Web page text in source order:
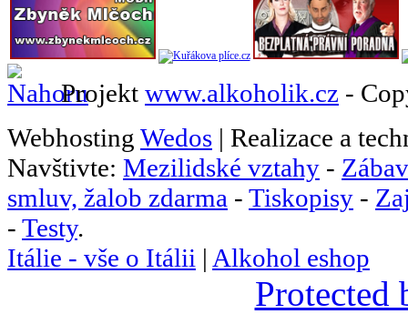
Projekt www.alkoholik.cz -
Webhosting Wedos | Realizace a
Navštivte: Mezilidské vztahy -
smluv, žalob zdarma - Tiskopisy -
- Testy.
Itálie - vše o Itálii | Alkohol eshop
Protected